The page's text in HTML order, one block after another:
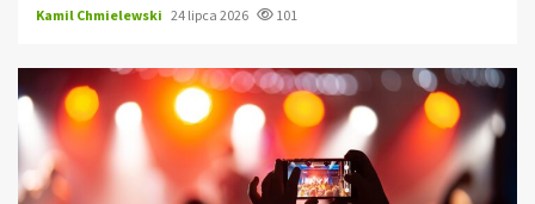
Kamil Chmielewski 24 lipca 2026 101